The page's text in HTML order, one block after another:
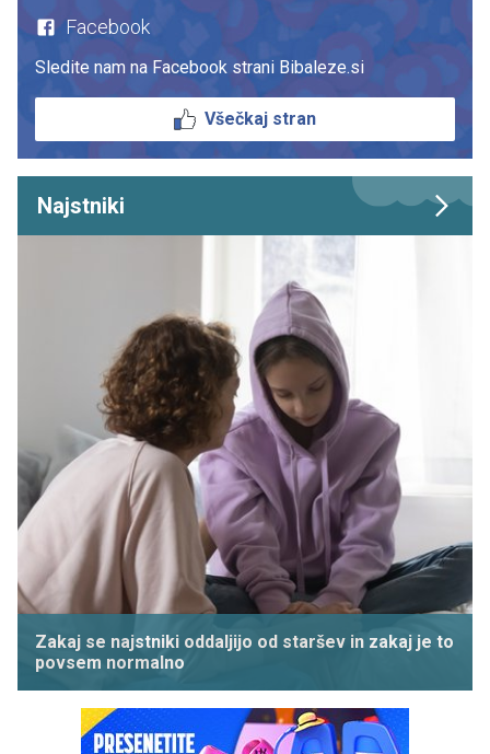
Facebook
Sledite nam na Facebook strani Bibaleze.si
Všečkaj stran
Najstniki
Zakaj se najstniki oddaljijo od staršev in zakaj je to
povsem normalno